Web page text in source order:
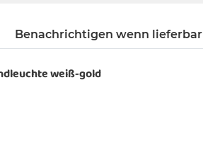
Benachrichtigen wenn lieferbar
weiß-gold